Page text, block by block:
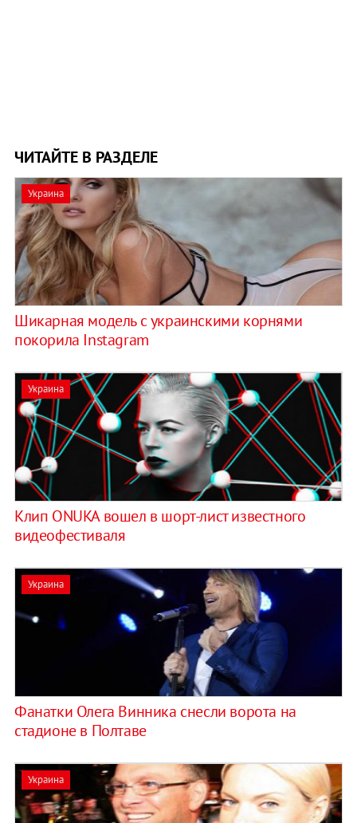
ЧИТАЙТЕ В РАЗДЕЛЕ
Украина
Шикарная модель с украинскими корнями
покорила Instagram
Украина
Клип ONUKA вошел в шорт-лист известного
видеофестиваля
Украина
Фанатки Олега Винника снесли ворота на
стадионе в Полтаве
Украина